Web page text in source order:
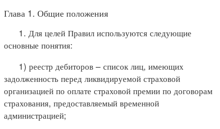
Глава 1. Общие положения
1. Для целей Правил используются следующие
основные понятия:
1) реестр дебиторов – список лиц, имеющих
задолженность перед ликвидируемой страховой
организацией по оплате страховой премии по договорам
страхования, предоставляемый временной
администрацией;